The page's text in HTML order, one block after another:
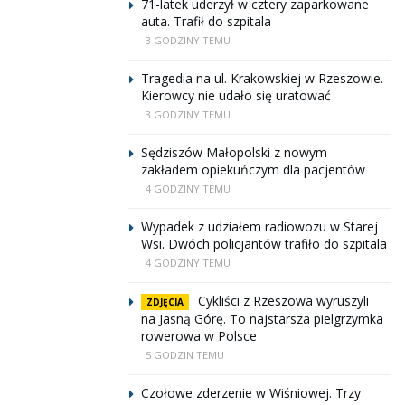
71-latek uderzył w cztery zaparkowane
auta. Trafił do szpitala
3 GODZINY TEMU
Tragedia na ul. Krakowskiej w Rzeszowie.
Kierowcy nie udało się uratować
3 GODZINY TEMU
Sędziszów Małopolski z nowym
zakładem opiekuńczym dla pacjentów
4 GODZINY TEMU
Wypadek z udziałem radiowozu w Starej
Wsi. Dwóch policjantów trafiło do szpitala
4 GODZINY TEMU
ZDJĘCIA
Cykliści z Rzeszowa wyruszyli
na Jasną Górę. To najstarsza pielgrzymka
rowerowa w Polsce
5 GODZIN TEMU
Czołowe zderzenie w Wiśniowej. Trzy